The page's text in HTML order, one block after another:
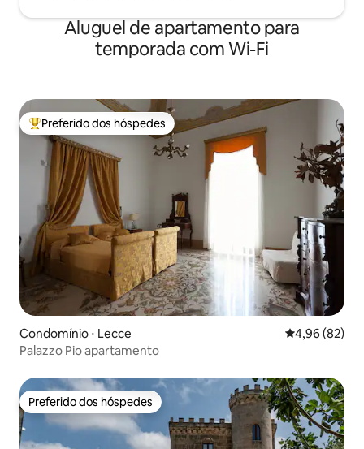
Aluguel de apartamento para
temporada com Wi-Fi
Entre os melhores preferidos dos hóspedes
Preferido dos hóspedes
Condomínio ⋅ Lecce 4,96 de uma
4,96 (82)
Palazzo Pio apartamento
Preferido dos hóspedes
Preferido dos hóspedes